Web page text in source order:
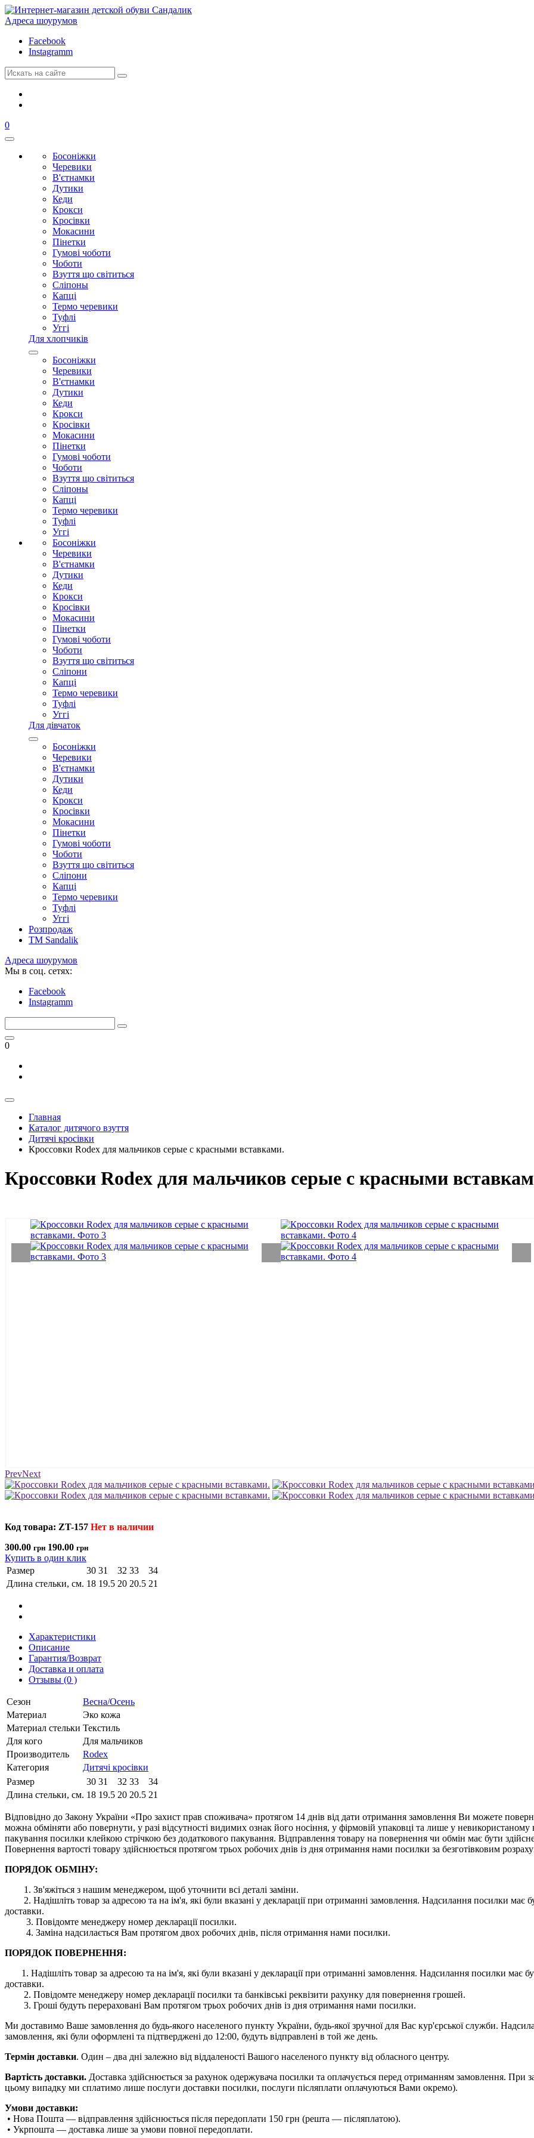
Адреса шоурумов
Facebook
Instagramm
0
Босоніжки
Черевики
В'єтнамки
Дутики
Кеди
Крокси
Кросівки
Мокасини
Пінетки
Гумові чоботи
Чоботи
Взуття що світиться
Сліпоны
Капці
Термо черевики
Туфлі
Уггі
Для хлопчиків
Босоніжки
Черевики
В'єтнамки
Дутики
Кеди
Крокси
Кросівки
Мокасини
Пінетки
Гумові чоботи
Чоботи
Взуття що світиться
Сліпоны
Капці
Термо черевики
Туфлі
Уггі
Босоніжки
Черевики
В'єтнамки
Дутики
Кеди
Крокси
Кросівки
Мокасини
Пінетки
Гумові чоботи
Чоботи
Взуття що світиться
Сліпони
Капці
Термо черевики
Туфлі
Уггі
Для дівчаток
Босоніжки
Черевики
В'єтнамки
Дутики
Кеди
Крокси
Кросівки
Мокасини
Пінетки
Гумові чоботи
Чоботи
Взуття що світиться
Сліпони
Капці
Термо черевики
Туфлі
Уггі
Розпродаж
TM Sandalik
Адреса шоурумов
Мы в соц. сетях:
Facebook
Instagramm
0
Главная
Каталог дитячого взуття
Дитячі кросівки
Кроссовки Rodex для мальчиков серые с красными вставками.
Кроссовки Rodex для мальчиков серые с красными
PrevNext
Код товара: ZT-157 Нет в наличии
300.00 грн 190.00 грн
Купить в один клик
Размер
30 31 32 33
34
Длина стельки, см. 18 19.5 20 20.5 21
Характеристики
Описание
Гарантия/Возврат
Доставка и оплата
Отзывы (0 )
Сезон
Весна/Осень
Материал
Эко кожа
Материал стельки Текстиль
Для кого
Для мальчиков
Производитель
Rodex
Категория
Дитячі кросівки
Размер
30 31 32 33
34
Длина стельки, см. 18 19.5 20 20.5 21
Відповідно до Закону України «Про захист прав споживача» протягом 14 днів від дати отримання замовлення Ви можете
можна обміняти або повернути, у разі відсутності видимих ​​ознак його носіння, у фірмовій упаковці та лише у
пакування посилки клейкою стрічкою без додаткового пакування. Відправлення товару на повернення чи обмін має бути
Повернення вартості товару здійснюється протягом трьох робочих днів із дня отримання нами посилки за безготівковим
ПОРЯДОК ОБМІНУ:
1. Зв'яжіться з нашим менеджером, щоб уточнити всі деталі заміни.
2. Надішліть товар за адресою та на ім'я, які були вказані у декларації при отриманні замовлення. Надсилання посилки
доставки.
3. Повідомте менеджеру номер декларації посилки.
4. Заміна надсилається Вам протягом двох робочих днів, після отримання нами посилки.
ПОРЯДОК ПОВЕРНЕННЯ:
1. Надішліть товар за адресою та на ім'я, які були вказані у декларації при отриманні замовлення. Надсилання посилки
доставки.
2. Повідомте менеджеру номер декларації посилки та банківські реквізити рахунку для повернення грошей.
3. Гроші будуть перераховані Вам протягом трьох робочих днів із дня отримання нами посилки.
Ми доставимо Ваше замовлення до будь-якого населеного пункту України, будь-якої зручної для Вас кур'єрської служби.
замовлення, які були оформлені та підтверджені до 12:00, будуть відправлені в той же день.
Термін доставки. Один – два дні залежно від віддаленості Вашого населеного пункту від обласного центру.
Вартість доставки. Доставка здійснюється за рахунок одержувача посилки та оплачується перед отриманням замовлення. При
цьому випадку ми сплатимо лише послуги доставки посилки, послуги післяплати оплачуються Вами окремо).
Умови доставки:
• Нова Пошта — відправлення здійснюється після передоплати 150 грн (решта — післяплатою).
• Укрпошта — доставка лише за умови повної передоплати.